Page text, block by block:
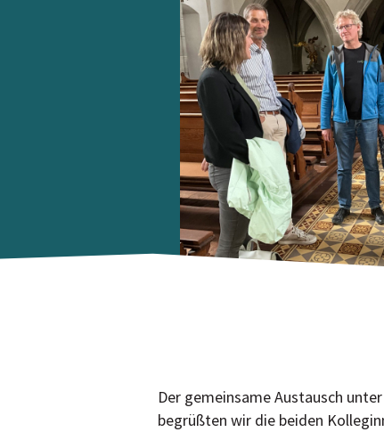
Der gemeinsame Austausch
begrüßten wir die beiden